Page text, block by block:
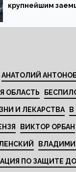
крупнейшим
АНАТОЛИЙ
ОБЛАСТЬ
И ЛЕКАРСТВА
ВИКТОР ОРБАН
ПО ЗАЩИТЕ